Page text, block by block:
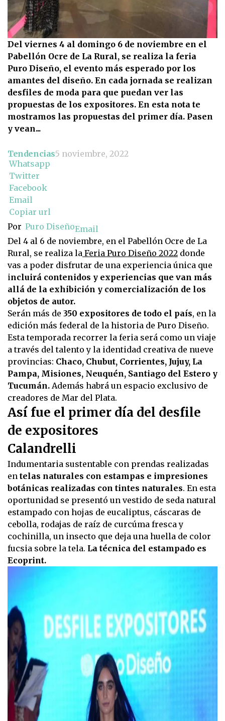
Del viernes 4 al domingo 6 de noviembre en el
Pabellón Ocre de La Rural, se realiza la feria
Puro Diseño, el evento más esperado por los
amantes del diseño. En cada jornada se realizan
desfiles de moda para que puedan ver las
propuestas de los expositores. En esta nota te
mostramos las propuestas del primer día. Pasen
y vean...
Tendencias5 noviembre, 2022
Whatsapp
Twitter
Facebook
Email
Copiar url
Por Puro DiseñoEmail
Del 4 al 6 de noviembre, en el Pabellón Ocre de La
Rural, se realiza la Feria Puro Diseño 2022 donde
vas a poder disfrutar de una experiencia única que
incluirá contenidos y experiencias que van más
allá de la exhibición y comercialización de los
objetos de autor.
Serán más de 350 expositores de todo el país, en la
edición más federal de la historia de Puro Diseño.
Esta temporada recorrer la feria será como un viaje
a través del talento y la identidad creativa de nueve
provincias: Chaco, Chubut, Corrientes, Jujuy, La
Pampa, Misiones, Neuquén, Santiago del Estero y
Tucumán. Además habrá un espacio exclusivo de
creadores de Mar del Plata.
Así fue el primer día del desfile
de expositores
Calandrelli
Indumentaria sustentable con prendas realizadas
en telas naturales con estampas e impresiones
botánicas realizadas con tintes naturales. En esta
oportunidad se presentó un vestido de seda natural
estampado con hojas de eucaliptus, cáscaras de
cebolla, rodajas de raíz de curcúma fresca y
cochinilla, un insecto que deja una huella de color
fucsia sobre la tela. La técnica del estampado es
Ecoprint.